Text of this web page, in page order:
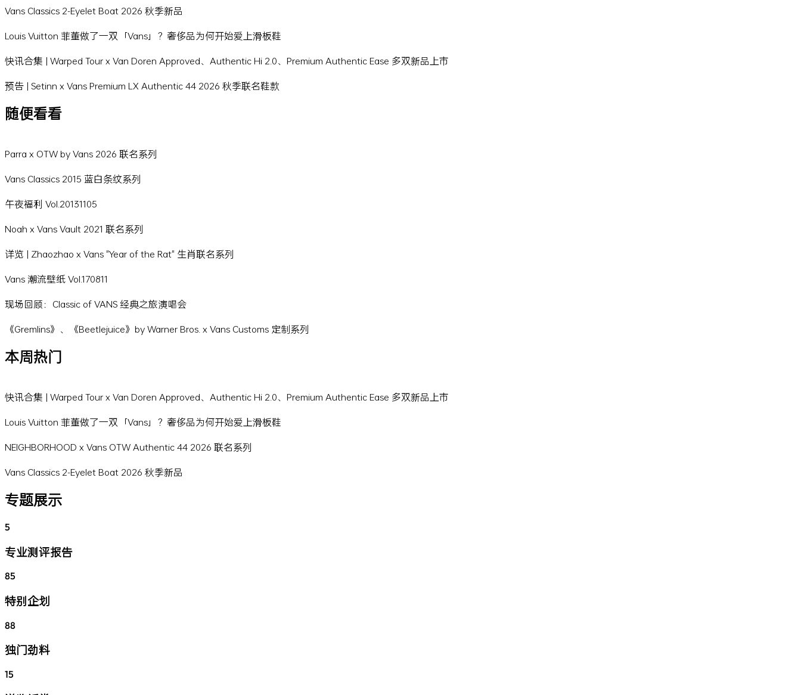
Vans Classics 2-Eyelet Boat 2026 秋季新品
Louis Vuitton 菲董做了一双「Vans」？奢侈品为何开始爱上滑板鞋
快讯合集 | Warped Tour x Van Doren Approved、Authentic Hi 2.0、Premium Authentic Ease 多双新品上市
预告 | Setinn x Vans Premium LX Authentic 44 2026 秋季联名鞋款
随便看看
Parra x OTW by Vans 2026 联名系列
Vans Classics 2015 蓝白条纹系列
午夜福利 Vol.20131105
Noah x Vans Vault 2021 联名系列
详览 | Zhaozhao x Vans "Year of the Rat" 生肖联名系列
Vans 潮流壁纸 Vol.170811
现场回顾：Classic of VANS 经典之旅演唱会
《Gremlins》、《Beetlejuice》by Warner Bros. x Vans Customs 定制系列
本周热门
快讯合集 | Warped Tour x Van Doren Approved、Authentic Hi 2.0、Premium Authentic Ease 多双新品上市
Louis Vuitton 菲董做了一双「Vans」？奢侈品为何开始爱上滑板鞋
NEIGHBORHOOD x Vans OTW Authentic 44 2026 联名系列
Vans Classics 2-Eyelet Boat 2026 秋季新品
专题展示
5
专业测评报告
85
特别企划
88
独门劲料
15